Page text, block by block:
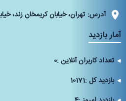
آدرس: تهران، خیابان کریمخان زند،
آمار بازدید
تعداد کاربران آنلاین :0
بازدید کل :10171